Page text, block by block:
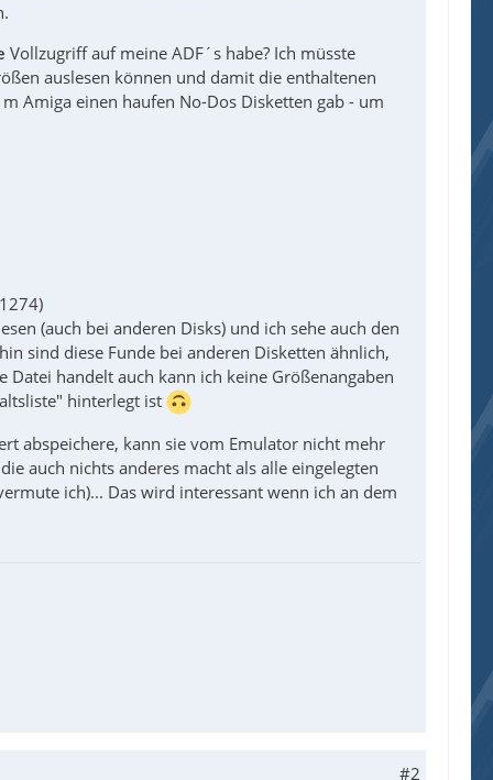
Vollzugriff auf meine ADF´s habe? Ich müsste
auslesen können und damit die enthaltenen
Amiga einen haufen No-Dos Disketten gab - um
(auch bei anderen Disks) und ich sehe auch den
sind diese Funde bei anderen Disketten ähnlich,
handelt auch kann ich keine Größenangaben
hinterlegt ist
abspeichere, kann sie vom Emulator nicht mehr
auch nichts anderes macht als alle eingelegten
ich)... Das wird interessant wenn ich an dem
#2